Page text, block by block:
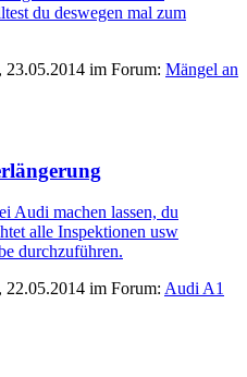
du deswegen mal zum
, 23.05.2014 im Forum: Mängel an
Audi machen lassen, du
alle Inspektionen usw
durchzuführen.
, 22.05.2014 im Forum: Audi A1